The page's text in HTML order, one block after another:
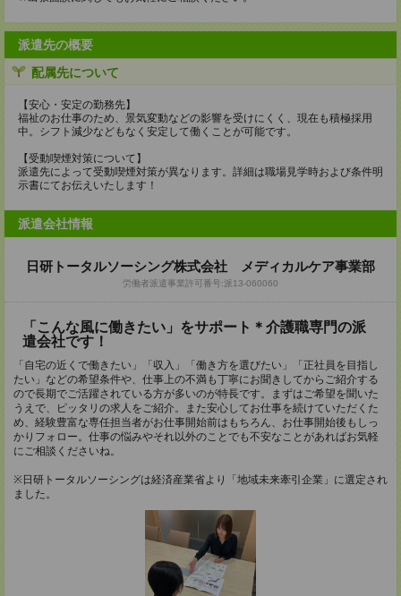
派遣先の概要
配属先について
【安心・安定の勤務先】
福祉のお仕事のため、景気変動などの影響を受けにくく、現在も積極採用
中。シフト減少などもなく安定して働くことが可能です。
【受動喫煙対策について】
派遣先によって受動喫煙対策が異なります。詳細は職場見学時および条件明
示書にてお伝えいたします！
派遣会社情報
日研トータルソーシング株式会社 メディカルケア事業部
労働者派遣事業許可番号:派13-060060
「こんな風に働きたい」をサポート＊介護職専門の派
遣会社です！
「自宅の近くで働きたい」「収入」「働き方を選びたい」「正社員を目指し
たい」などの希望条件や、仕事上の不満も丁寧にお聞きしてからご紹介する
ので長期でご活躍されている方が多いのが特長です。まずはご希望を聞いた
うえで、ピッタリの求人をご紹介。また安心してお仕事を続けていただくた
め、経験豊富な専任担当者がお仕事開始前はもちろん、お仕事開始後もしっ
かりフォロー。仕事の悩みやそれ以外のことでも不安なことがあればお気軽
にご相談くださいね。
※日研トータルソーシングは経済産業省より「地域未来牽引企業」に選定され
ました。